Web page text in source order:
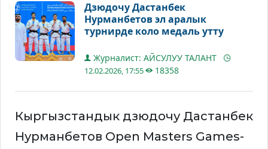
Дзюдочу Дастанбек
Нурманбетов эл аралык
турнирде коло медаль утту
Журналист: АЙСУЛУУ ТАЛАНТ
12.02.2026, 17:55 18358
Кыргызстандык дзюдочу Дастанбек
Нурманбетов Open Masters Games-